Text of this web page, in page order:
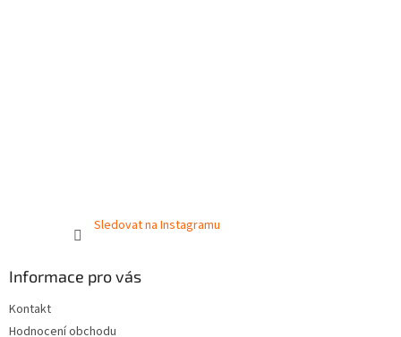
Sledovat na Instagramu
Informace pro vás
Kontakt
Hodnocení obchodu